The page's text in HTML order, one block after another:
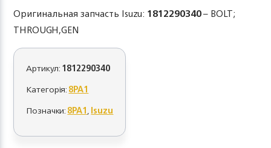
Оригинальная запчасть Isuzu: 1812290340– BOLT;
THROUGH,GEN
Артикул:1812290340
Категорія:8PA1
Позначки:8PA1,Isuzu